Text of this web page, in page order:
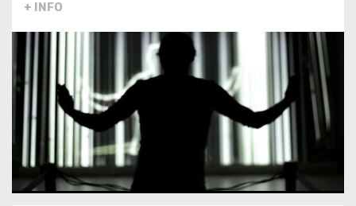
+ INFO